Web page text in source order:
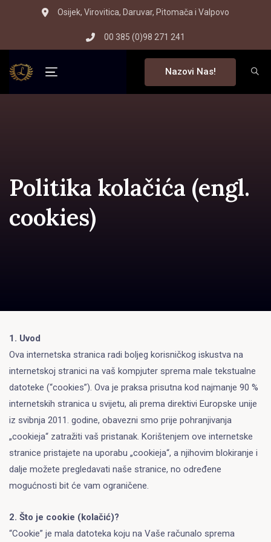
Skip
Osijek, Virovitica, Daruvar, Pitomača i Valpovo
00 385 (0)98 271 241
Toggle navigation
Nazovi Nas!
Politika kolačića (engl.
cookies)
1. Uvod
Ova internetska stranica radi boljeg korisničkog iskustva na
internetskoj stranici na vaš kompjuter sprema male tekstualne
datoteke (“cookies”). Ova je praksa prisutna kod najmanje 90 %
internetskih stranica u svijetu, ali prema direktivi Europske unije
iz svibnja 2011. godine, obavezni smo prije pohranjivanja
„cookieja“ zatražiti vaš pristanak. Korištenjem ove internetske
stranice pristajete na uporabu „cookieja“, a njihovim blokiranje i
dalje možete pregledavati naše stranice, no određene
mogućnosti bit će vam ograničene.
2. Što je cookie (kolačić)?
“Cookie” je mala datoteka koju na Vaše računalo sprema